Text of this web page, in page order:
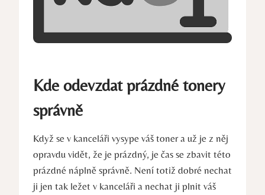
Kde odevzdat prázdné tonery
správně
Když se v kanceláři vysype váš toner a už je z něj
opravdu vidět, že je prázdný, je čas se zbavit této
prázdné náplně správně. Není totiž dobré nechat
ji jen tak ležet v kanceláři a nechat ji plnit váš